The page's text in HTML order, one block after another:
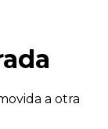
a otra